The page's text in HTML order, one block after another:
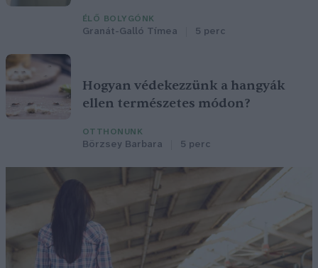
ÉLŐ BOLYGÓNK
Granát-Galló Tímea 5 perc
Hogyan védekezzünk a hangyák
ellen természetes módon?
OTTHONUNK
Börzsey Barbara 5 perc